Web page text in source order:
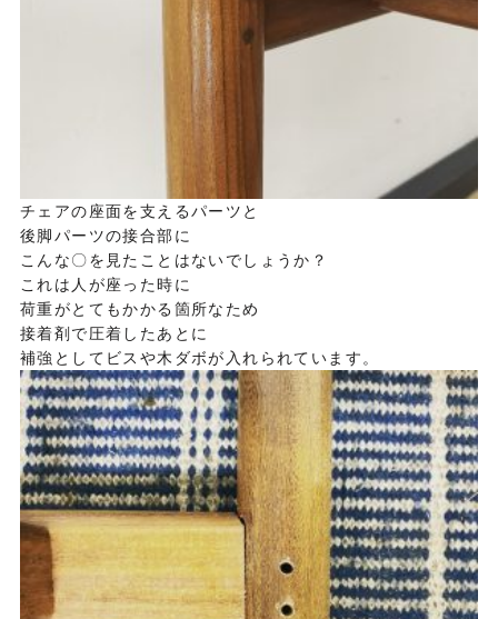
チェアの座面を支えるパーツと
後脚パーツの接合部に
こんな〇を見たことはないでしょうか？
これは人が座った時に
荷重がとてもかかる箇所なため
接着剤で圧着したあとに
補強としてビスや木ダボが入れられています。